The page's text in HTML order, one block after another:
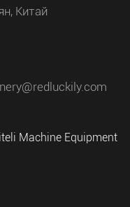
Китай
Machine Equipment